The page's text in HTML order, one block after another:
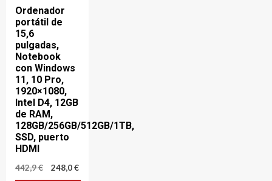
Ordenador
portátil de
15,6
pulgadas,
Notebook
con Windows
11, 10 Pro,
1920×1080,
Intel D4, 12GB
de RAM,
128GB/256GB/512GB/1TB,
SSD, puerto
HDMI
442,9€
El248,0€El